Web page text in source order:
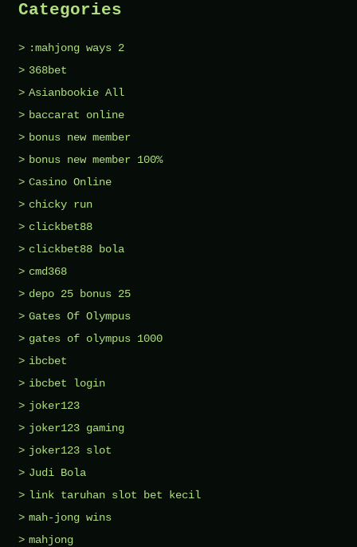
Categories
:mahjong ways 2
368bet
Asianbookie All
baccarat online
bonus new member
bonus new member 100%
Casino Online
chicky run
clickbet88
clickbet88 bola
cmd368
depo 25 bonus 25
Gates Of Olympus
gates of olympus 1000
ibcbet
ibcbet login
joker123
joker123 gaming
joker123 slot
Judi Bola
link taruhan slot bet kecil
mah-jong wins
mahjong